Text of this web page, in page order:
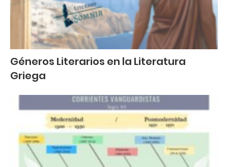
Géneros Literarios en la Literatura
Griega